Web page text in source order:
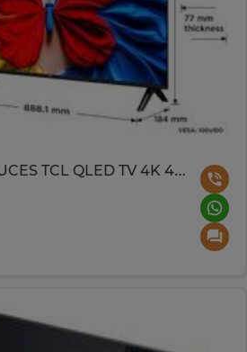
TELEVISEUR 43POUCES TCL QLED TV 4K 43S5K